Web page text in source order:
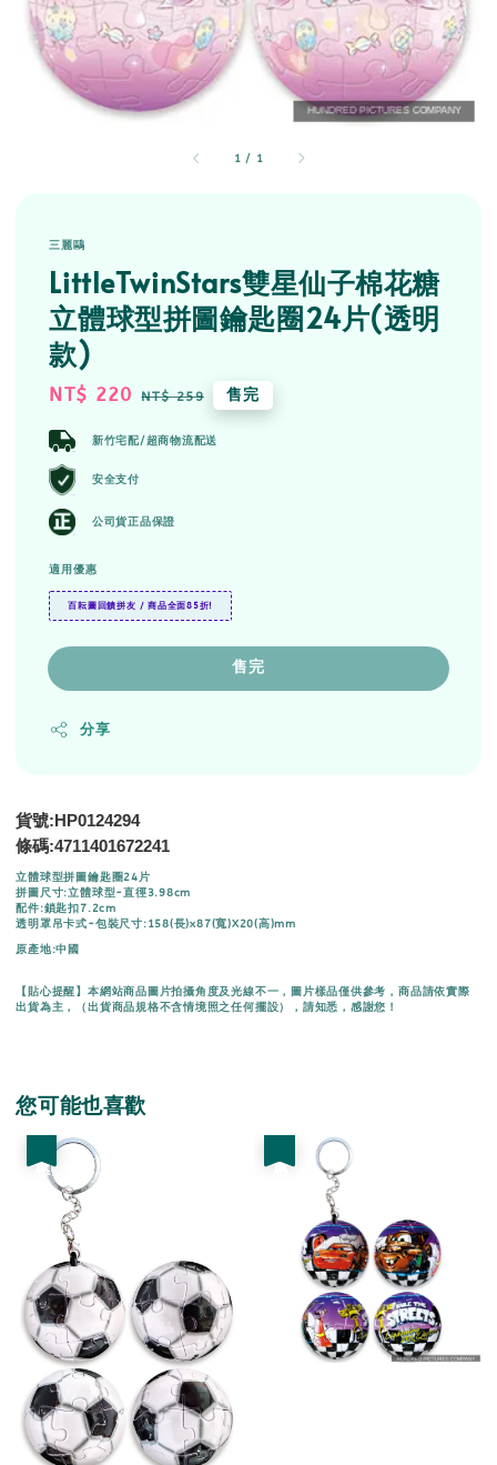
1 / 1
三麗鷗
LittleTwinStars雙星仙子棉花糖
立體球型拼圖鑰匙圈24片(透明
款)
Sale
NT$ 220 Regular
NT$ 259 售完
新竹宅配/超商物流配送
安全支付
公司貨正品保證
適用優惠
百耘圖回饋拼友 / 商品全面85折!
售完
分享
貨號:HP0124294
條碼:4711401672241
立體球型拼圖鑰匙圈24片
拼圖尺寸:立體球型-直徑3.98cm
配件:鎖匙扣7.2cm
透明罩吊卡式-包裝尺寸:158(長)x87(寬)X20(高)mm
原產地:中國
【貼心提醒】本網站商品圖片拍攝角度及光線不一，圖片樣品僅供參考，商品請依實際
出貨為主，（出貨商品規格不含情境照之任何擺設），請知悉，感謝您！
您可能也喜歡